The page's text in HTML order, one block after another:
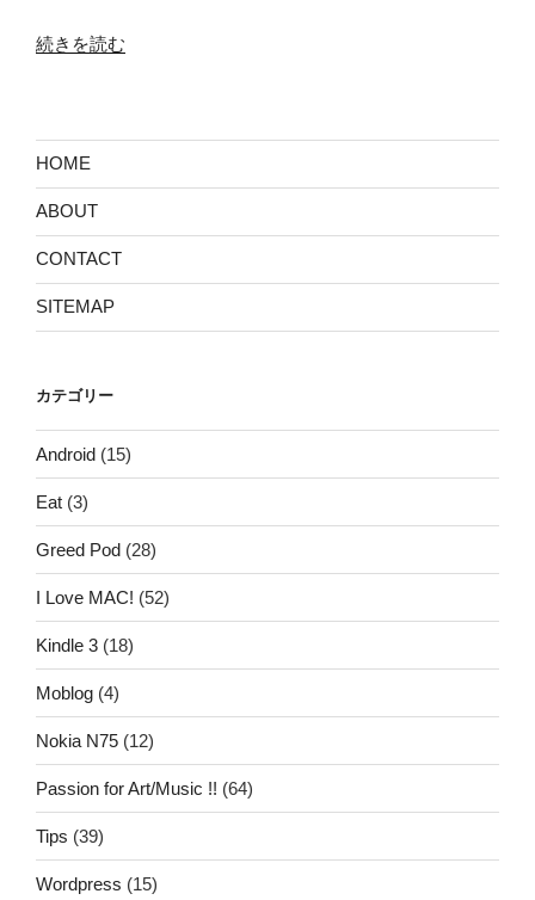
“ア
ク
コ
ー
ド
を
貰
っ
の
続きを読む
HOME
ABOUT
CONTACT
SITEMAP
カテゴリー
Android (15)
Eat (3)
Greed Pod (28)
I Love MAC! (52)
Kindle 3 (18)
Moblog (4)
Nokia N75 (12)
Passion for Art/Music !! (64)
Tips (39)
Wordpress (15)